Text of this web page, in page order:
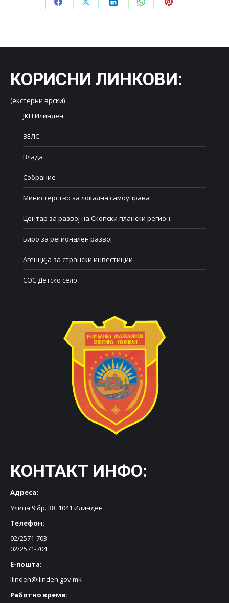
Share
Share
Share
Share
Share
КОРИСНИ ЛИНКОВИ:
(екстерни врски)
ЈКП Илинден
ЗЕЛС
Влада
Собрание
Министерство за локална самоуправа
Центар за развој на Скопски плански регион
Биро за регионален развој
Агенција за странски инвестиции
СОС Детско село
КОНТАКТ ИНФО:
Адреса:
Улица 9 бр. 38, 1041 Илинден
Телефон:
02/2571-703
02/2571-704
Е-пошта:
ilinden@ilinden.gov.mk
Работно време: